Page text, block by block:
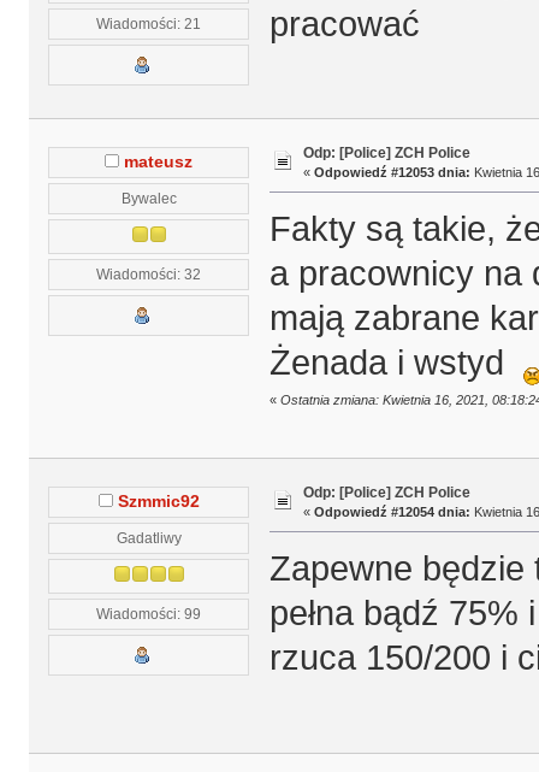
Wiadomości: 21
pracować
mateusz
Bywalec
Wiadomości: 32
Odp: [Police] ZCH Police
« Odpowiedź #12053 dnia: Kwietnia
Fakty są takie,
a pracownicy na
mają zabrane
Żenada i wstyd
« Ostatnia zmiana: Kwietnia 16, 2021,
Szmmic92
Gadatliwy
Wiadomości: 99
Odp: [Police] ZCH Police
« Odpowiedź #12054 dnia: Kwietnia
Zapewne będzie
pełna bądź 75%
rzuca 150/200 i